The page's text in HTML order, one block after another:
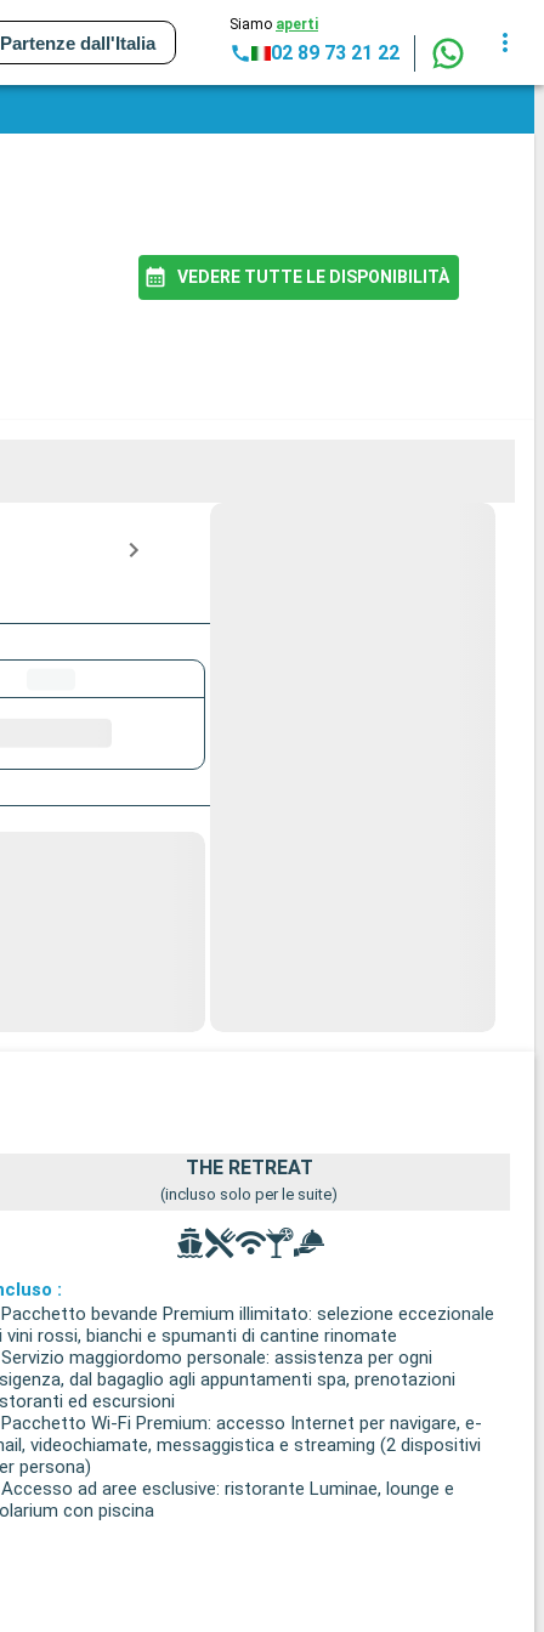
Partenze dall'Italia
Siamo aperti
02 89 73 21 22
VEDERE TUTTE LE DISPONIBILITÀ
THE RETREAT
(incluso solo per le suite)
:
bevande Premium illimitato: selezione eccezionale
vini rossi, bianchi e spumanti di cantine rinomate
maggiordomo personale: assistenza per ogni
dal bagaglio agli appuntamenti spa, prenotazioni
ed escursioni
Wi-Fi Premium: accesso Internet per navigare, e-
videochiamate, messaggistica e streaming (2 dispositivi
persona)
ad aree esclusive: ristorante Luminae, lounge e
con piscina